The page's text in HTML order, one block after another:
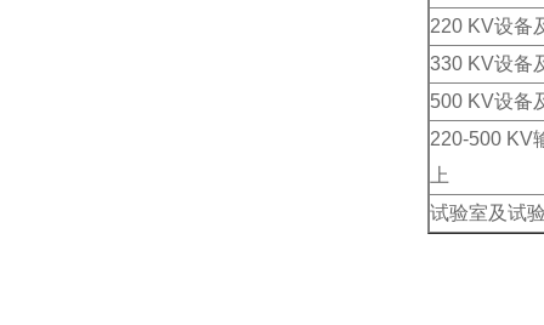
220 KV设备
330 KV设备
500 KV设备
220-500 KV
上
试验室及试